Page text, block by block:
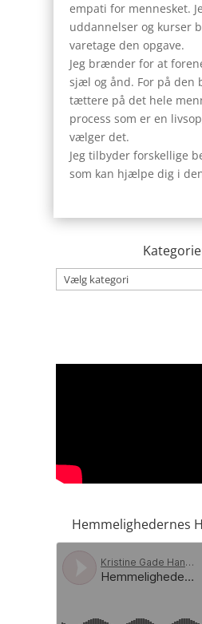
empati for mennesket.
uddannelser og kurser
varetage den opgave.
Jeg brænder for at
sjæl og ånd. For på den
tættere på det hele
process som er en
vælger det.
Jeg tilbyder forskellige
som kan hjælpe dig i
Kategorier
Hemmelighedernes